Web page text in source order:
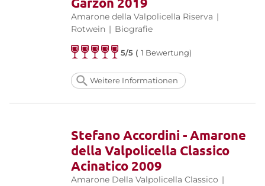
Amarone della Valpolicella Riserva |
Rotwein | Biografie
5/5 (1 Bewertung)
Weitere Informationen
Stefano Accordini - Amarone
della Valpolicella Classico
Acinatico 2009
Amarone Della Valpolicella Classico |